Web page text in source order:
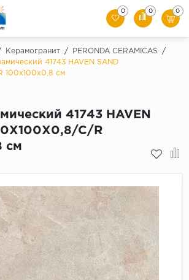
0 0 0
Керамогранит / PERONDA CERAMICAS
/
41743 HAVEN SAND
100x100x0,8 см
41743 HAVEN
C/R
см